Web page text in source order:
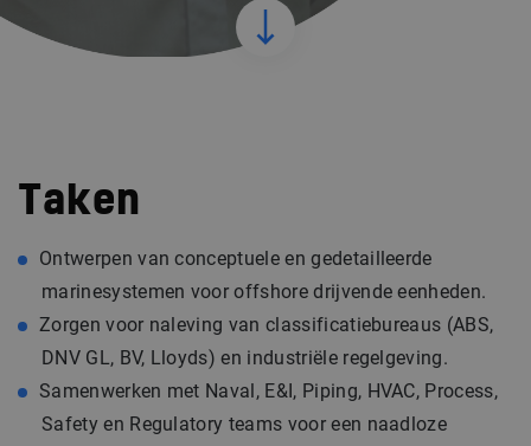
Taken
Ontwerpen van conceptuele en gedetailleerde
marinesystemen voor offshore drijvende eenheden.
Zorgen voor naleving van classificatiebureaus (ABS,
DNV GL, BV, Lloyds) en industriële regelgeving.
Samenwerken met Naval, E&I, Piping, HVAC, Process,
Safety en Regulatory teams voor een naadloze